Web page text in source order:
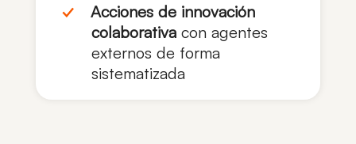
Acciones de innovación
colaborativa con agentes
externos de forma
sistematizada